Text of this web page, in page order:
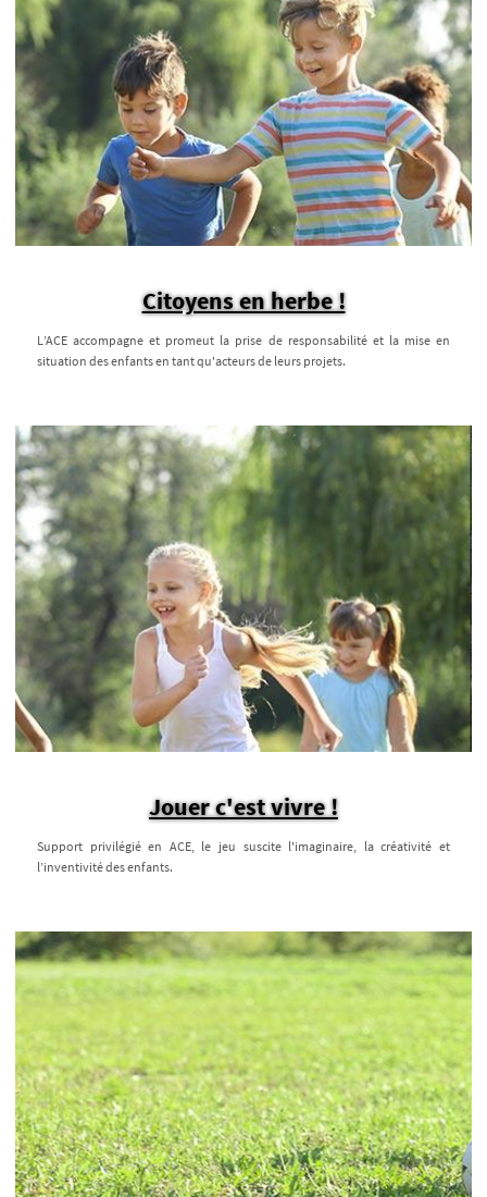
Citoyens en herbe !
L’ACE accompagne et promeut la prise de responsabilité et la mise en
situation des enfants en tant qu'acteurs de leurs projets.
Jouer c'est vivre !
Support privilégié en ACE, le jeu suscite l'imaginaire, la créativité et
l’inventivité des enfants.